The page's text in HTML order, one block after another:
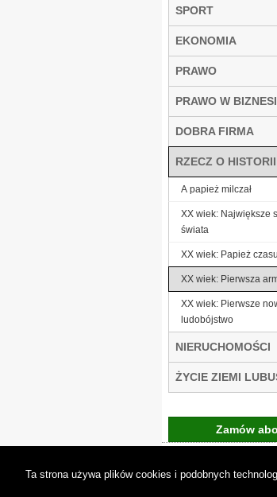
SPORT
EKONOMIA
PRAWO
PRAWO W
DOBRA FIRMA
RZECZ O HISTORII
A papież milczał
XX wiek: Największe
świata
XX wiek: Papież
XX wiek: Pierwsza
XX wiek: Pierwsze
ludobójstwo
NIERUCHOMOŚCI
ŻYCIE ZIEMI
Zamów
Ta strona używa plików cookies i podobnych